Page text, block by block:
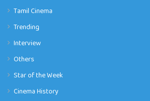
Tamil Cinema
Trending
Interview
Others
Star of the Week
Cinema History